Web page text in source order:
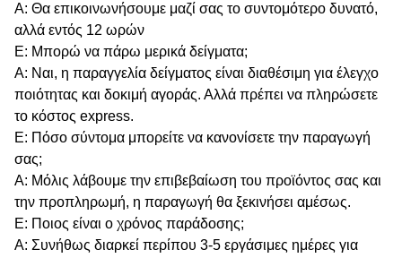
Α: Θα επικοινωνήσουμε μαζί σας το συντομότερο δυνατό,
αλλά εντός 12 ωρών
Ε: Μπορώ να πάρω μερικά δείγματα;
Α: Ναι, η παραγγελία δείγματος είναι διαθέσιμη για έλεγχο
ποιότητας και δοκιμή αγοράς. Αλλά πρέπει να πληρώσετε
το κόστος express.
Ε: Πόσο σύντομα μπορείτε να κανονίσετε την παραγωγή
σας;
Α: Μόλις λάβουμε την επιβεβαίωση του προϊόντος σας και
την προπληρωμή, η παραγωγή θα ξεκινήσει αμέσως.
Ε: Ποιος είναι ο χρόνος παράδοσης;
Α: Συνήθως διαρκεί περίπου 3-5 εργάσιμες ημέρες για